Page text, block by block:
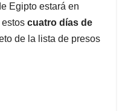
Egipto estará en
cuatro días de
de la lista de presos